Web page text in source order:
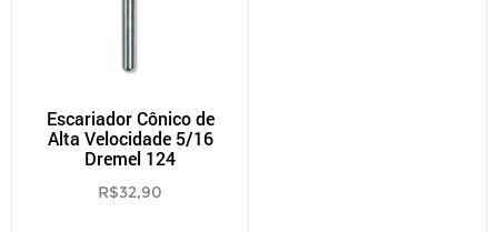
Escariador Cônico de
Alta Velocidade 5/16
Dremel 124
R$32,90